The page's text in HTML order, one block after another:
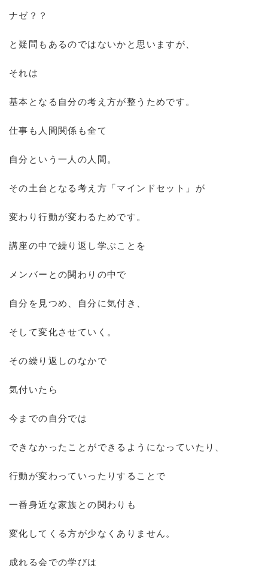
ナゼ？？
と疑問もあるのではないかと思いますが、
それは
基本となる自分の考え方が整うためです。
仕事も人間関係も全て
自分という一人の人間。
その土台となる考え方「マインドセット」が
変わり行動が変わるためです。
講座の中で繰り返し学ぶことを
メンバーとの関わりの中で
自分を見つめ、自分に気付き、
そして変化させていく。
その繰り返しのなかで
気付いたら
今までの自分では
できなかったことができるようになっていたり、
行動が変わっていったりすることで
一番身近な家族との関わりも
変化してくる方が少なくありません。
成れる会での学びは